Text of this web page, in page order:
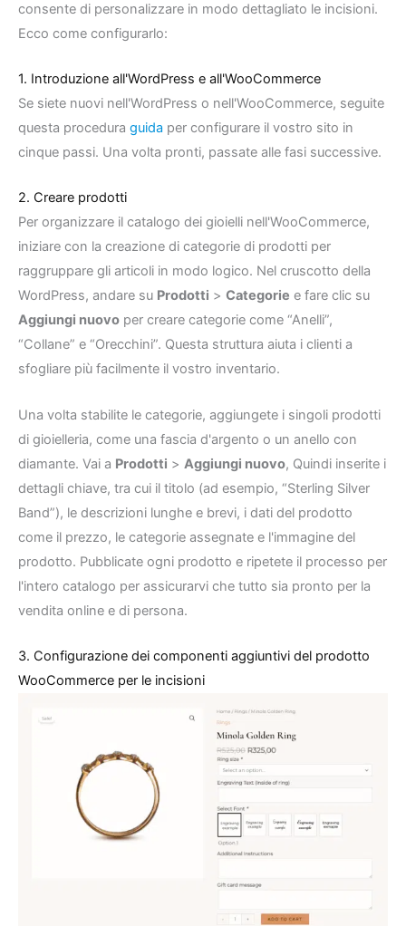
consente di personalizzare in modo dettagliato le incisioni.
Ecco come configurarlo:
1. Introduzione all'WordPress e all'WooCommerce
Se siete nuovi nell'WordPress o nell'WooCommerce, seguite
questa procedura guida per configurare il vostro sito in
cinque passi. Una volta pronti, passate alle fasi successive.
2. Creare prodotti
Per organizzare il catalogo dei gioielli nell'WooCommerce,
iniziare con la creazione di categorie di prodotti per
raggruppare gli articoli in modo logico. Nel cruscotto della
WordPress, andare su Prodotti > Categorie e fare clic su
Aggiungi nuovo per creare categorie come “Anelli”,
“Collane” e “Orecchini”. Questa struttura aiuta i clienti a
sfogliare più facilmente il vostro inventario.
Una volta stabilite le categorie, aggiungete i singoli prodotti
di gioielleria, come una fascia d'argento o un anello con
diamante. Vai a Prodotti > Aggiungi nuovo, Quindi inserite i
dettagli chiave, tra cui il titolo (ad esempio, “Sterling Silver
Band”), le descrizioni lunghe e brevi, i dati del prodotto
come il prezzo, le categorie assegnate e l'immagine del
prodotto. Pubblicate ogni prodotto e ripetete il processo per
l'intero catalogo per assicurarvi che tutto sia pronto per la
vendita online e di persona.
3. Configurazione dei componenti aggiuntivi del prodotto
WooCommerce per le incisioni